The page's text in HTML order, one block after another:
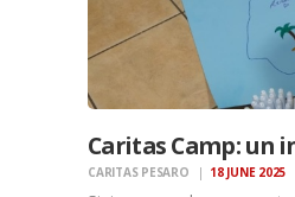
Caritas Camp: un
CARITAS PESARO 18 JUNE 2025